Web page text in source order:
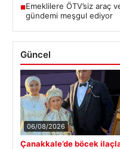
■Emeklilere ÖTV’siz araç
gündemi meşgul ediyor
Güncel
06/08/2026
Çanakkale’de böcek